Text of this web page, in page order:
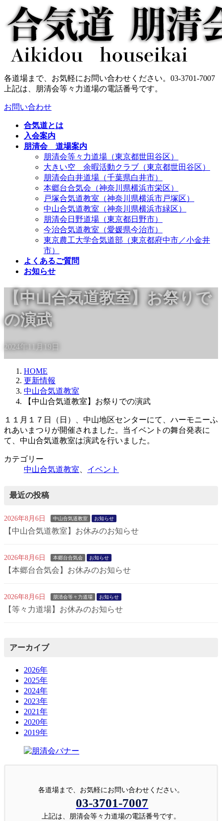
ン
テ
へ
キ
ッ
プ
ビ
ゲ
ョ
に
移
動
各道場まで、お気軽にお問い合わせください。 03-3701-7007
上記は、朋清会等々力道場の電話番号です。
お問い合わせ
合気道とは
入会案内
朋清会 道場案内
朋清会等々力道場（東京都世田谷区）
大きい空 余暇活動クラブ（東京都世田谷区）
朋清会白井道場（千葉県白井市）
本郷台合気会（神奈川県横浜市栄区）
戸塚合気道教室（神奈川県横浜市戸塚区）
中山合気道教室（神奈川県横浜市緑区）
朋清会日野道場（東京都日野市）
今治合気道教室（愛媛県今治市）
東京農工大学合気道部（東京都府中市／小金井
市）
よくあるご質問
お知らせ
【中山合気道教室】お祭りで
の演武
2024年11月19日
HOME
更新情報
中山合気道教室
【中山合気道教室】お祭りでの演武
１１月１７日（日）、中山地区センターにて、ハーモニーふ
れあいまつりが開催されました。当イベントの舞台発表に
て、中山合気道教室は演武を行いました。
カテゴリー
中山合気道教室、 イベント
最近の投稿
2026年8月6日 中山合気道教室 お知らせ
【中山合気道教室】お休みのお知らせ
2026年8月6日 本郷台合気会 お知らせ
【本郷台合気会】お休みのお知らせ
2026年8月6日 朋清会等々力道場 お知らせ
【等々力道場】お休みのお知らせ
アーカイブ
2026年
2025年
2024年
2023年
2021年
2020年
2019年
各道場まで、お気軽にお問い合わせください。
03-3701-7007
上記は、朋清会等々力道場の電話番号です。